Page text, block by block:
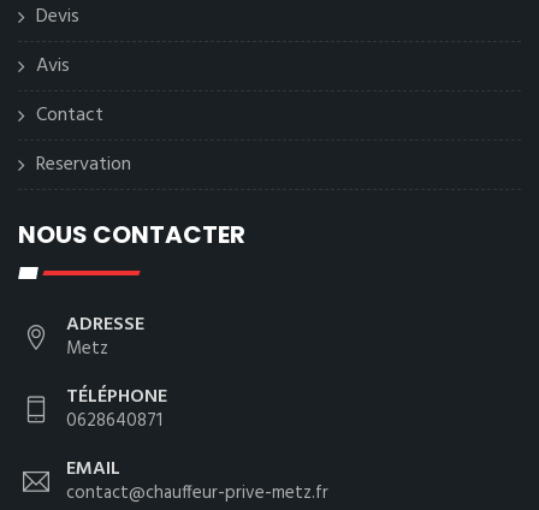
Devis
Avis
Contact
Reservation
NOUS CONTACTER
ADRESSE
Metz
TÉLÉPHONE
0628640871
EMAIL
contact@chauffeur-prive-metz.fr